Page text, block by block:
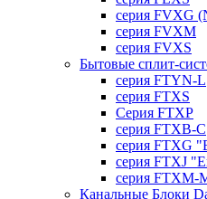
серия FVXG
серия FVXM
серия FVXS
Бытовые сплит-
серия FTYN-L
серия FTXS
Серия FTXP
серия FTXB-C
серия FTXG
серия FTXJ
серия FTXM-
Канальные Блоки